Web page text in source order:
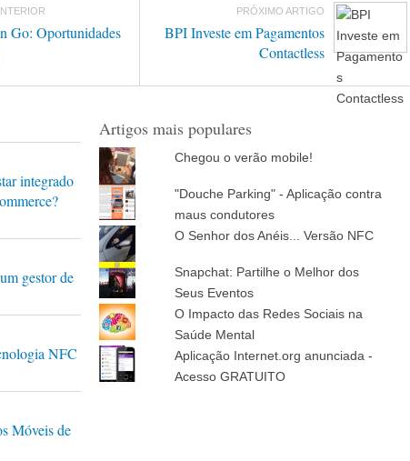
Go: Oportunidades
PRÓXIMO ARTIGO
BPI Investe em Pagamentos
Contactless
integrado
gestor de
NFC
Móveis de
Artigos mais populares
Chegou o verão mobile!
"Douche Parking" - Aplicação contra
maus condutores
O Senhor dos Anéis... Versão NFC
Snapchat: Partilhe o Melhor dos
Seus Eventos
O Impacto das Redes Sociais na
Saúde Mental
Aplicação Internet.org anunciada -
Acesso GRATUITO